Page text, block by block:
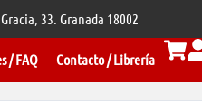
33. Granada 18002
/ FAQ Contacto / Librería